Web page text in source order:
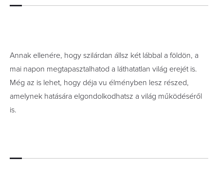
Annak ellenére, hogy szilárdan állsz két lábbal a földön, a
mai napon megtapasztalhatod a láthatatlan világ erejét is.
Még az is lehet, hogy déja vu élményben lesz részed,
amelynek hatására elgondolkodhatsz a világ működéséről
is.